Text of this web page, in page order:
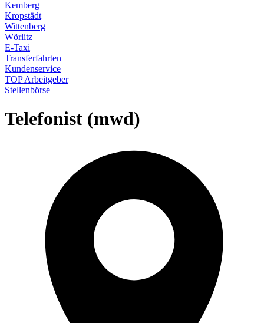
Kemberg
Kropstädt
Wittenberg
Wörlitz
E-Taxi
Transferfahrten
Kundenservice
TOP Arbeitgeber
Stellenbörse
Telefonist (mwd)